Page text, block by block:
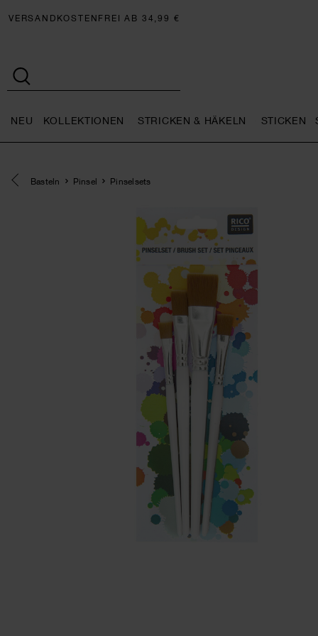
VERSANDKOSTENFREI AB 34,99 €
NEU KOLLEKTIONEN STRICKEN & HÄKELN STICKEN
Eine Kategorie zurück navigieren
Basteln Pinsel Pinselsets